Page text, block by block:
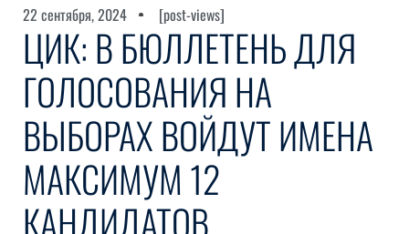
22 сентября, 2024 [post-views]
ЦИК: В БЮЛЛЕТЕНЬ ДЛЯ
ГОЛОСОВАНИЯ НА
ВЫБОРАХ ВОЙДУТ
ИМЕНА МАКСИМУМ 12
КАНДИДАТОВ